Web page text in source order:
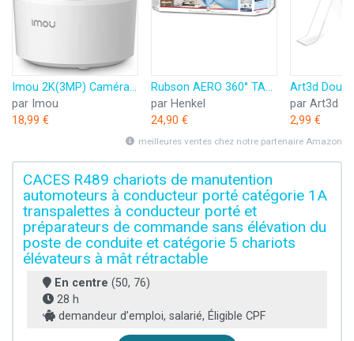
Imou 2K(3MP) Caméra Surveillance WiFi Intérieure Caméra 360° Connectée Smartphone avec Détection Humaine AI Suivi Intelligent Sirène Audio Bidirectionnel Compatible Alexa pour Bébé/Animaux
par Imou
18,99 €
Rubson AERO 360° TAB, recharges en tabs neutres pour absorbeur d'humidité, ultra absorbantes et anti odeurs recharges pour déshumidificateurs AERO 360°, 6 x 450 g
par Henkel
24,90 €
par Art3d
2,99 €
meilleures ventes chez notre partenaire Amazon
CACES R489 chariots de manutention
automoteurs à conducteur porté catégorie 1A
transpalettes à conducteur porté et
préparateurs de commande sans élévation du
poste de conduite et catégorie 5 chariots
élévateurs à mât rétractable
En centre (50, 76)
28 h
demandeur d’emploi, salarié, Éligible CPF